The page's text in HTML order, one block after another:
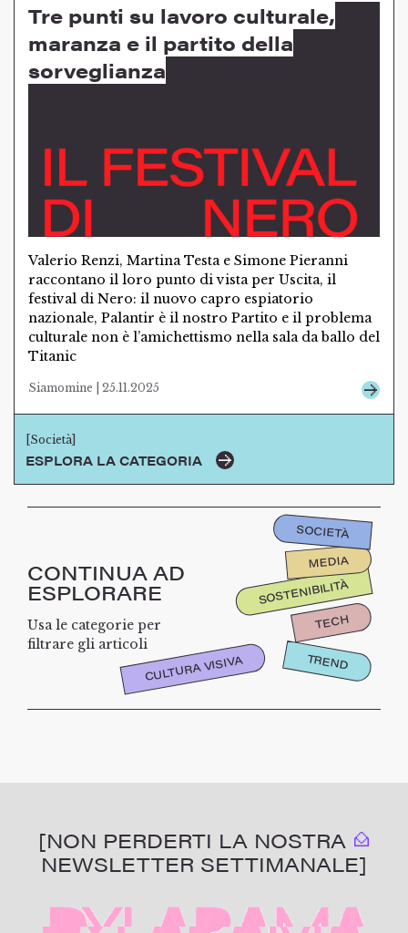
Tre punti su lavoro culturale,
maranza e il partito della
sorveglianza
Valerio Renzi, Martina Testa e Simone Pieranni
raccontano il loro punto di vista per Uscita, il
festival di Nero: il nuovo capro espiatorio
nazionale, Palantir è il nostro Partito e il problema
culturale non è l’amichettismo nella sala da ballo del
Titanic
Siamomine | 25.11.2025
[Società]
ESPLORA LA CATEGORIA
CONTINUA AD
ESPLORARE
Usa le categorie per
filtrare gli articoli
SOSTENIBILITÀ
TECH
MEDIA
CULTURA VISIVA
SOCIETÀ
TREND
[NON PERDERTI LA NOSTRA
NEWSLETTER SETTIMANALE]